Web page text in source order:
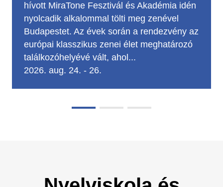
Marec francia művésszel! Aurélie Le Marec,
a hulladékmentes életmód elkötelezett híve
és a L'Atelier du Furoshiki alapítója
megmutatja, hogyan lehet egyetlen négyzet
alakú textildarab felhasználásával...
2026. aug. 27., 17:00